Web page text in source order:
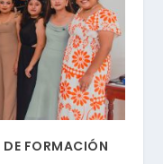
FORMACIÓN